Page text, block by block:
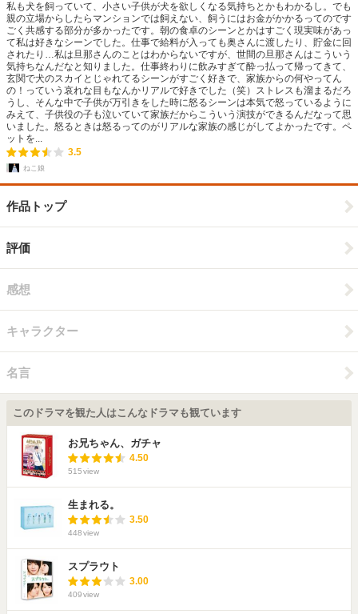
私も犬を飼っていて、小さい子供が犬を欲しくなる気持ちとかもわかるし。でも
親の立場からしたらマンションでは飼えない、飼うにはお金がかかるってのです
ごく共感する部分が多かったです。朝の食卓のシーンとかはすごく現実味があっ
て私は好きなシーンでした。仕事で給料が入っても奥さんに渡したり、貯金に回
されたり…私は旦那さんのことはわからないですが、世間の旦那さんはこういう
気持ちなんだなと知りました。仕事終わりに飲みすぎて酔っ払って帰ってきて、
玄関で犬のスカイとじゃれてるシーンがすごく好きで、家族からの何やってん
の！っていう哀れな目もなんかリアルで好きでした（笑）ストレスも溜まるだろ
うし、そんな中で子供が万引きをした時に怒るシーンは本気で怒っているように
みえて、子供役の子も泣いていて家族だからこういう演技ができるんだなって思
いました。怒るときは怒るってのがリアルな家族の感じがしてよかったです。ペ
ットを...
3.5
ねこ娘
作品トップ
評価
感想
キャラクター
名言
このドラマを観た人はこんなドラマも観ています
お兄ちゃん、ガチャ
4.50
515view
生まれる。
3.50
448view
スプラウト
3.00
409view